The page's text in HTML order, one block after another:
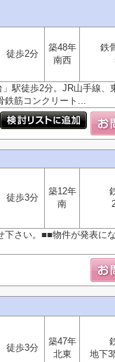
徒歩2分
築48年
南西
鉄
駅徒歩2分。JR山手線、
鉄筋コンクリート...
徒歩3分
築12年
南
さい。■■物件が発表に
徒歩3分
築47年
北東
地下3